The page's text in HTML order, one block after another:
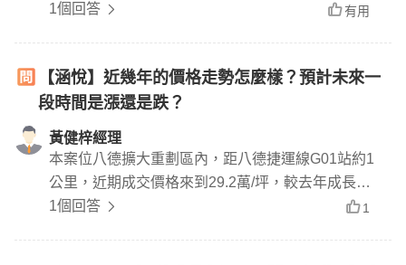
車場空間維護！管委會用心經營管理社區,為八德區
1個回答 有用
【涵悅】近幾年的價格走勢怎麼樣？預計未來一
段時間是漲還是跌？
黃健梓經理
本案位八德擴大重劃區內，距八德捷運線G01站約1
公里，近期成交價格來到29.2萬/坪，較去年成長約
1成，整體趨勢上漲，未來捷運工程竣工房價指日可
1個回答 1